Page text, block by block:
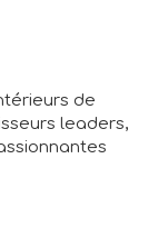
de
leaders,